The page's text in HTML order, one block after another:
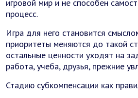
игровой мир и не способен
процесс.
Игра для него становится
приоритеты меняются до такой
остальные ценности уходят на
работа, учеба, друзья, прежние
Стадию субкомпенсации как